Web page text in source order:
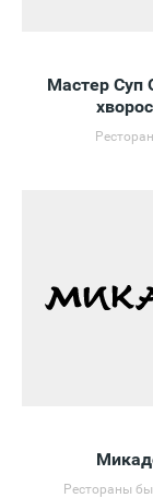
Мастер Суп
Рестораны